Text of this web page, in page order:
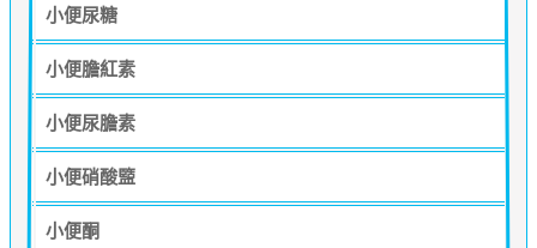
小便尿糖
小便膽紅素
小便尿膽素
小便硝酸盬
小便酮